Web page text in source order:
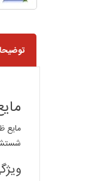
مایع ظرفشویی